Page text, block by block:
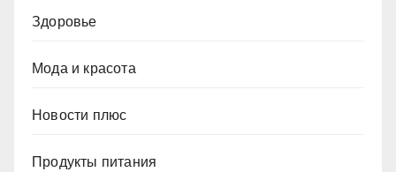
Здоровье
Мода и красота
Новости плюс
Продукты питания